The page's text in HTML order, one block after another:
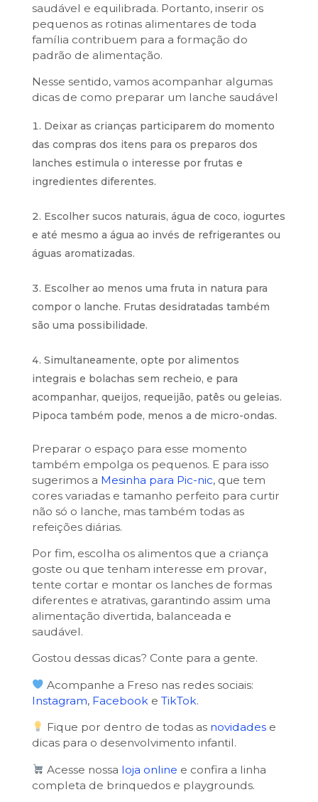
saudável e equilibrada. Portanto, inserir os
pequenos as rotinas alimentares de toda
família contribuem para a formação do
padrão de alimentação.
Nesse sentido, vamos acompanhar algumas
dicas de como preparar um lanche saudável
Deixar as crianças participarem do momento
das compras dos itens para os preparos dos
lanches estimula o interesse por frutas e
ingredientes diferentes.
Escolher sucos naturais, água de coco, iogurtes
e até mesmo a água ao invés de refrigerantes ou
águas aromatizadas.
Escolher ao menos uma fruta in natura para
compor o lanche. Frutas desidratadas também
são uma possibilidade.
Simultaneamente, opte por alimentos
integrais e bolachas sem recheio, e para
acompanhar, queijos, requeijão, patês ou geleias.
Pipoca também pode, menos a de micro-ondas.
Preparar o espaço para esse momento
também empolga os pequenos. E para isso
sugerimos a Mesinha para Pic-nic, que tem
cores variadas e tamanho perfeito para curtir
não só o lanche, mas também todas as
refeições diárias.
Por fim, escolha os alimentos que a criança
goste ou que tenham interesse em provar,
tente cortar e montar os lanches de formas
diferentes e atrativas, garantindo assim uma
alimentação divertida, balanceada e
saudável.
Gostou dessas dicas? Conte para a gente.
Acompanhe a Freso nas redes sociais:
Instagram, Facebooke TikTok.
Fique por dentro de todas as novidades e
dicas para o desenvolvimento infantil.
Acesse nossa loja online e confira a linha
completa de brinquedos e playgrounds.